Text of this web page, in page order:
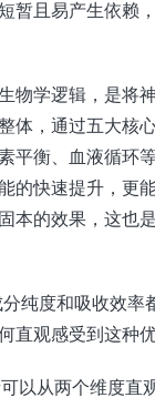
暂且易产生依赖
学逻辑，是将神
体，通过五大核
平衡、血液循环
的快速提升，更
本的效果，这也
度和吸收效率
直观感受到这种
从两个维度直